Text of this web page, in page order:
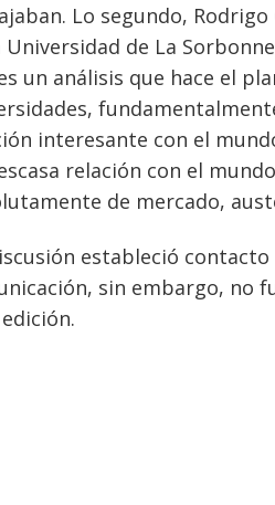
Lo segundo,
Universidad de La
un análisis que hace el
interesante con el
relación con el
de mercado,
estableció
sin embargo, no